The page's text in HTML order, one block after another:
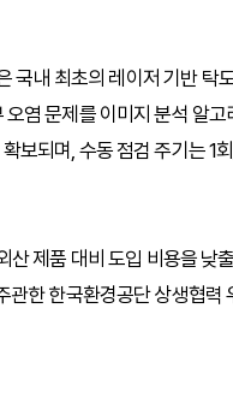
내 최초의 레이저 기반 탁
염 문제를 이미지 분석 알
보되며, 수동 점검 주기는 1
제품 대비 도입 비용을 낮
관한 한국환경공단 상생협